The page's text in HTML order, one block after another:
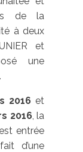
de la
à deux
et
une
2016 et
2016, la
entrée
d’une